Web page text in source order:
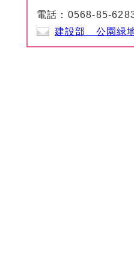
電話： 0568-85-
建設部 公園緑地